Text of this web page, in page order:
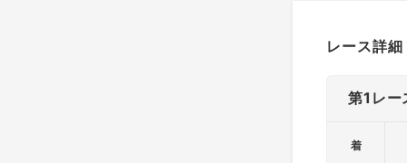
レース詳細
第1レー
着